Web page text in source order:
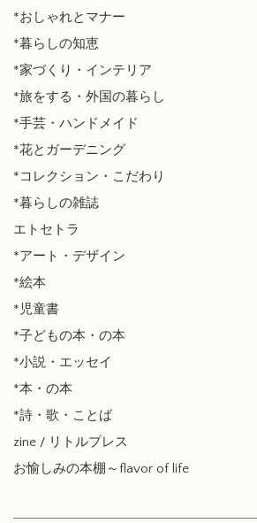
*おしゃれとマナー
*暮らしの知恵
*家づくり・インテリア
*旅をする・外国の暮らし
*手芸・ハンドメイド
*花とガーデニング
*コレクション・こだわり
*暮らしの雑誌
エトセトラ
*アート・デザイン
*絵本
*児童書
*子どもの本・の本
*小説・エッセイ
*本・の本
*詩・歌・ことば
zine / リトルプレス
お愉しみの本棚～flavor of life